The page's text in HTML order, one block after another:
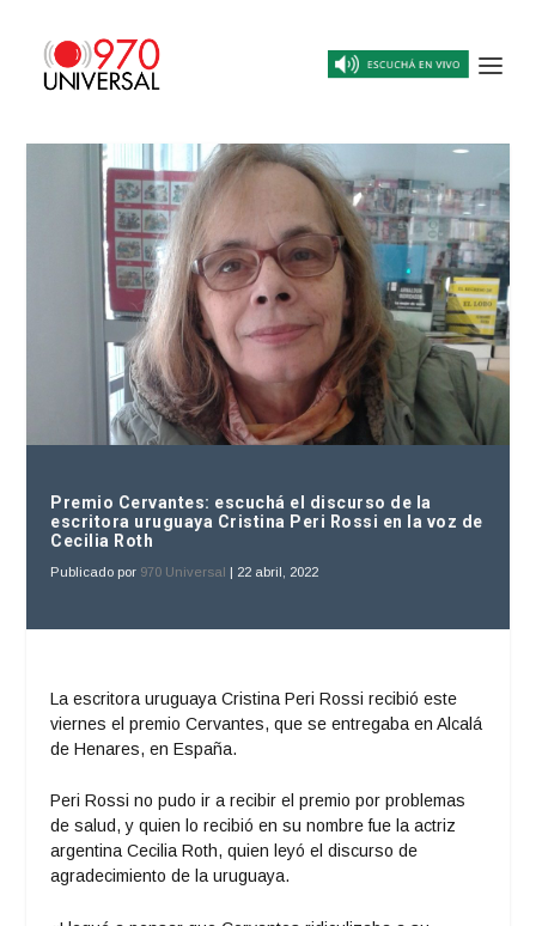
Premio Cervantes: escuchá el discurso de la
escritora uruguaya Cristina Peri Rossi en la voz de
Cecilia Roth
Publicado por 970 Universal | 22 abril, 2022
La escritora uruguaya Cristina Peri Rossi recibió este
viernes el premio Cervantes, que se entregaba en Alcalá
de Henares, en España.
Peri Rossi no pudo ir a recibir el premio por problemas
de salud, y quien lo recibió en su nombre fue la actriz
argentina Cecilia Roth, quien leyó el discurso de
agradecimiento de la uruguaya.